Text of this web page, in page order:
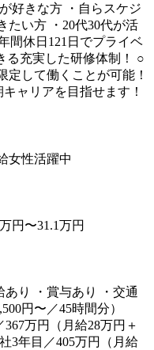
好きな方 ・自らスケジ
たい方 ・20代30代が活
間休日121日でプライベ
る充実した研修体制！ ○
定して働くことが可能！
ャリアを目指せます！
女性活躍中
円〜31.1万円
あり ・賞与あり ・交通
円〜／45時間分）
万円（月給28万円＋
3年目／405万円（月給